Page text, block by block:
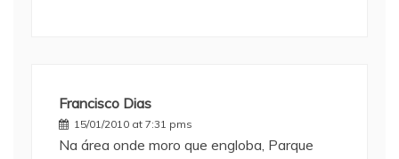
Francisco Dias
15/01/2010 at 7:31 pms
Na área onde moro que engloba, Parque